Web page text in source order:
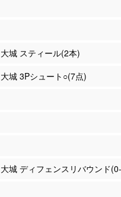
城 スティール(2本)
城 3Pシュート○(7点)
城 ディフェンスリバウンド